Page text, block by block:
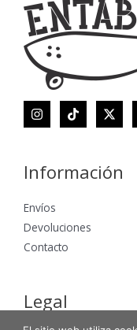
Información
Envíos
Devoluciones
Contacto
Legal